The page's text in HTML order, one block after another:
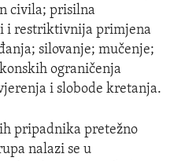
civila; prisilna
i restriktivnija primjena
silovanje; mučenje;
ograničenja
i slobode kretanja.
pripadnika pretežno
nalazi se u